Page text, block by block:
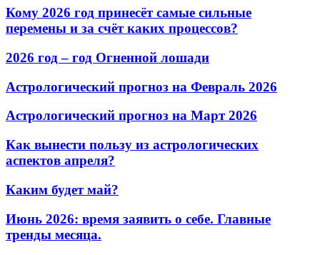
Кому 2026 год принесёт самые сильные
перемены и за счёт каких процессов?
2026 год – год Огненной лошади
Астрологический прогноз на Февраль 2026
Астрологический прогноз на Март 2026
Как вынести пользу из астрологических
аспектов апреля?
Каким будет май?
Июнь 2026: время заявить о себе. Главные
тренды месяца.